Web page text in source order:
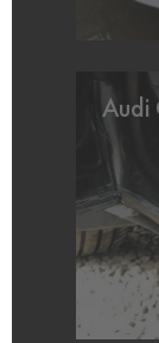
Audi